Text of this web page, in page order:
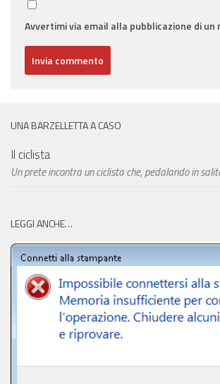
Avvertimi via email alla pubblicazione di un
UNA BARZELLETTA A CASO
Il ciclista
Un prete incontra un ciclista che, pedalando in
LEGGI ANCHE…